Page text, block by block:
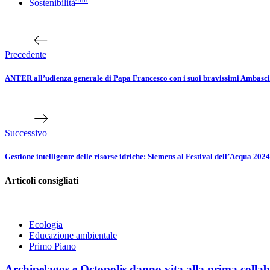
Sostenibilità
articoli
Precedente
ANTER all’udienza generale di Papa Francesco con i suoi bravissimi
Successivo
Gestione intelligente delle risorse idriche: Siemens al Festival dell’Acqua 2024
Articoli consigliati
Ecologia
Educazione ambientale
Primo Piano